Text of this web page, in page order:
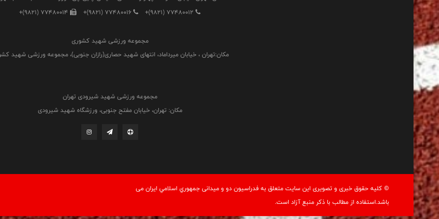
+(9821) 77480012
+(9821) 77480016
+(9821) 77480014
مجموعه ورزشی شهید کشوری
مکان:تهران ، خیابان میرداماد، انتهای شهید حصاری(رازان جنوبی)، مجموعه ورزشی شهید
مجموعه ورزشی شهید شیرودی تهران
مکان: تهران، خیابان مفتح جنوبی، ورزشگاه شهید شیرودی
© کليه حقوق خبری و تصويری اين سايت متعلق به فدراسيون دو و میدانی جمهوري اسلامي ايران می
باشد.استفاده از مطالب با ذكر منبع آزاد است.